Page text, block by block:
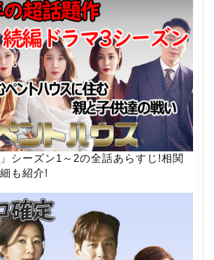
」シーズン1～2の全話あらすじ!相関
も紹介!